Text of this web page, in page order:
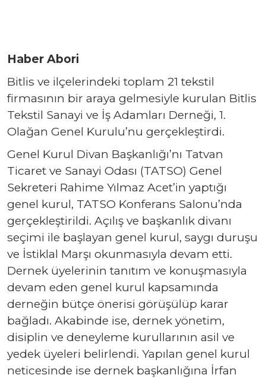
Haber Abori
Bitlis ve ilçelerindeki toplam 21 tekstil
firmasının bir araya gelmesiyle kurulan Bitlis
Tekstil Sanayi ve İş Adamları Derneği, 1.
Olağan Genel Kurulu’nu gerçekleştirdi.
Genel Kurul Divan Başkanlığı’nı Tatvan
Ticaret ve Sanayi Odası (TATSO) Genel
Sekreteri Rahime Yılmaz Acet’in yaptığı
genel kurul, TATSO Konferans Salonu’nda
gerçekleştirildi. Açılış ve başkanlık divanı
seçimi ile başlayan genel kurul, saygı duruşu
ve İstiklal Marşı okunmasıyla devam etti.
Dernek üyelerinin tanıtım ve konuşmasıyla
devam eden genel kurul kapsamında
derneğin bütçe önerisi görüşülüp karar
bağladı. Akabinde ise, dernek yönetim,
disiplin ve deneyleme kurullarının asil ve
yedek üyeleri belirlendi. Yapılan genel kurul
neticesinde ise dernek başkanlığına İrfan